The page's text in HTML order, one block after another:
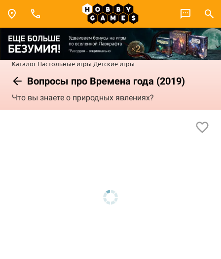
Каталог Настольные игры Детские игры
Вопросы про Времена года (2019)
Что вы знаете о природных явлениях?